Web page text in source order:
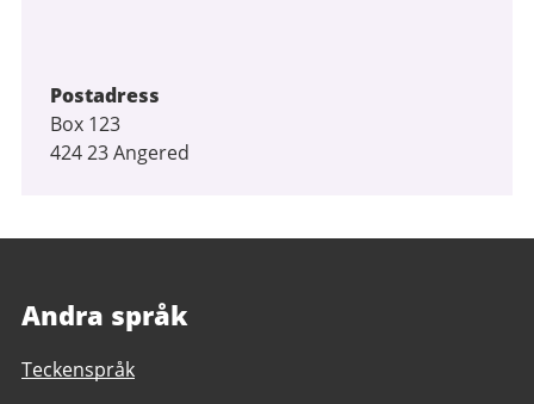
Postadress
Box 123
424 23 Angered
Andra språk
Teckenspråk